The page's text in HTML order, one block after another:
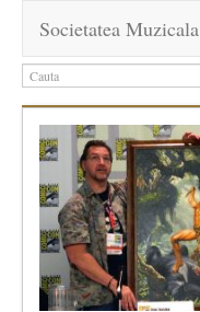
Societatea Muzicala